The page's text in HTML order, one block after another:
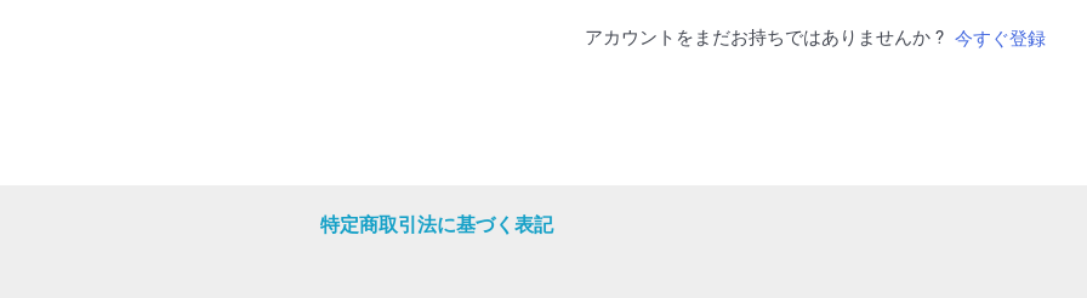
アカウントをまだお持ちではありませんか ? 今すぐ登録
特定商取引法に基づく表記